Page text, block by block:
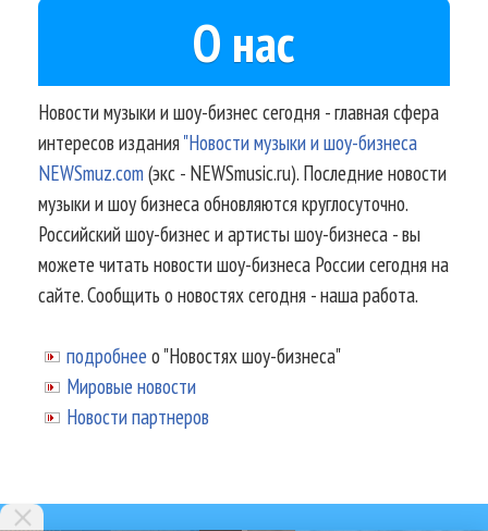
О нас
Новости музыки и шоу-бизнес сегодня - главная сфера
интересов издания"Новости музыки и шоу-бизнеса
NEWSmuz.com(экс - NEWSmusic.ru). Последние новости
музыки и шоу бизнеса обновляются круглосуточно.
Российский шоу-бизнес и артисты шоу-бизнеса - вы
можете читать новости шоу-бизнеса России сегодня на
сайте. Сообщить о новостях сегодня - наша работа.
подробнее о "Новостях шоу-бизнеса"
Мировые новости
Новости партнеров